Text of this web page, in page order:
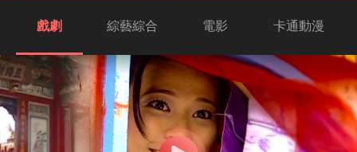
戲劇 綜藝綜合 電影 卡通動漫